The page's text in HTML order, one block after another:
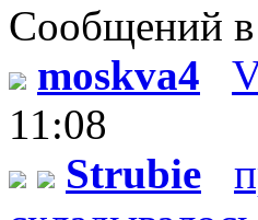
Сообщений в
moskva4
11:08
Strubie